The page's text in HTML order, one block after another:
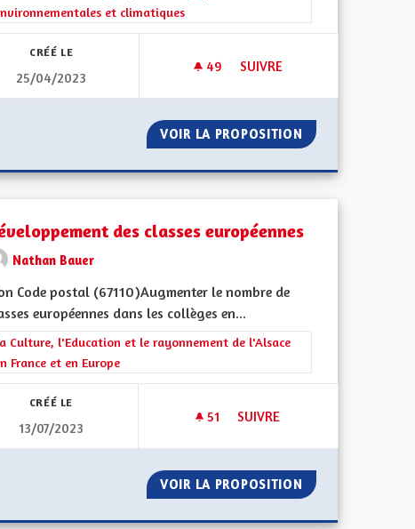
EN COMMUNS
DES TRANSPORTS EN COMMUNS
et climatiques
CRÉÉ LE
25/04/2023
49 49 ABONNÉS
SUIVRE
VOIR LA PROPOSITION
DES CRÈCHES
des classes européennes
Nathan Bauer
Code postal (67110)Augmenter le nombre de
européennes dans les collèges en...
les résultats de la catégorie : La Culture, l'Education et le
Culture, l'Education et le rayonnement de l'Alsace
France et en Europe
CRÉÉ LE
13/07/2023
51 51 ABONNÉS
SUIVRE
VOIR LA PROPOSITION